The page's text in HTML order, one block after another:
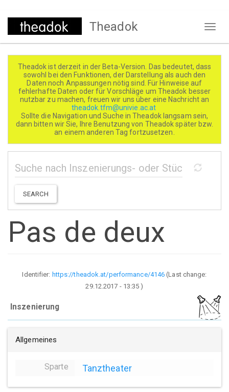
Direkt
Theadok
Theadok ist derzeit in der Beta-Version. Das bedeutet, dass
sowohl bei den Funktionen, der Darstellung als auch den
Daten noch Anpassungen nötig sind. Für Hinweise auf
fehlerhafte Daten oder für Vorschläge um Theadok besser
nutzbar zu machen, freuen wir uns über eine Nachricht an
theadok.tfm@univie.ac.at
Sollte die Navigation und Suche in Theadok langsam sein,
dann bitten wir Sie, Ihre Benutzung von Theadok später bzw.
an einem anderen Tag fortzusetzen.
SEARCH
Pas de deux
Identifier: https://theadok.at/performance/4146 (Last change:
29.12.2017 - 13:35 )
Inszenierung
Allgemeines
Sparte Tanztheater